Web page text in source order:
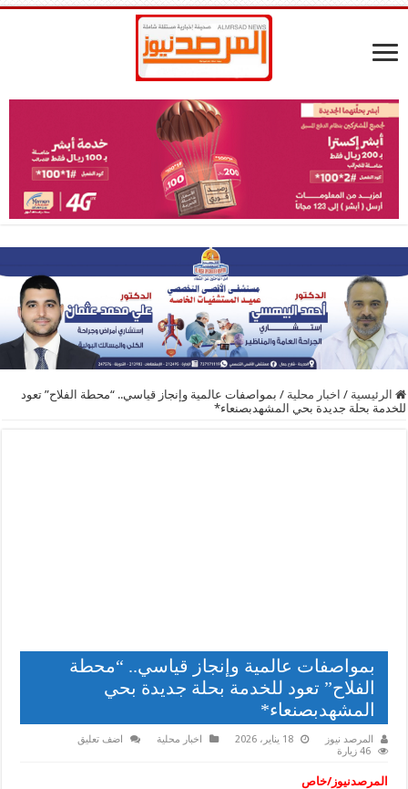
الرئيسية / اخبار محلية / بمواصفات عالمية وإنجاز قياسي.. “محطة الفلاح” تعود
للخدمة بحلة جديدة بحي المشهدبصنعاء*
بمواصفات عالمية وإنجاز قياسي.. “محطة
الفلاح” تعود للخدمة بحلة جديدة بحي
المشهدبصنعاء*
المرصد نيوز 18 يناير، 2026 اخبار محلية
اضف تعليق
46 زيارة
المرصدنيوز/خاص